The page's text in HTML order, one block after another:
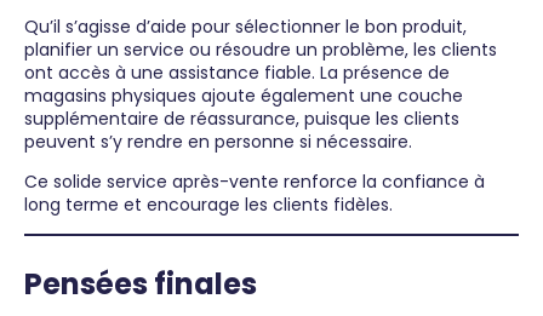
Qu’il s’agisse d’aide pour sélectionner le bon produit,
planifier un service ou résoudre un problème, les clients
ont accès à une assistance fiable. La présence de
magasins physiques ajoute également une couche
supplémentaire de réassurance, puisque les clients
peuvent s’y rendre en personne si nécessaire.
Ce solide service après-vente renforce la confiance à
long terme et encourage les clients fidèles.
Pensées finales